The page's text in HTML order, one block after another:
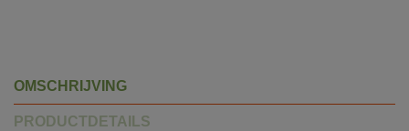
OMSCHRIJVING
PRODUCTDETAILS